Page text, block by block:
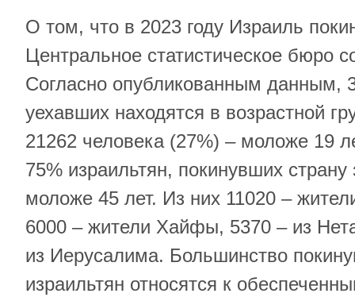
О том, что в 2023 году Израиль
Центральное статистическое бюро
Согласно опубликованным данным,
уехавших находятся в возрастной
21262 человека (27%) – моложе 19
75% израильтян, покинувших страну
моложе 45 лет. Из них 11020 –
6000 – жители Хайфы, 5370 – из
из Иерусалима. Большинство
израильтян относятся к